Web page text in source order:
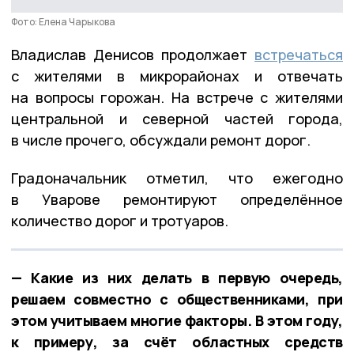
Фото: Елена Чарыкова
Владислав Денисов продолжает встречаться
с жителями в микрорайонах и отвечать
на вопросы горожан. На встрече с жителями
центральной и северной частей города,
в числе прочего, обсуждали ремонт дорог.
Градоначальник отметил, что ежегодно
в Уварове ремонтируют определённое
количество дорог и тротуаров.
— Какие из них делать в первую очередь,
решаем совместно с общественниками, при
этом учитываем многие факторы. В этом году,
к примеру, за счёт областных средств